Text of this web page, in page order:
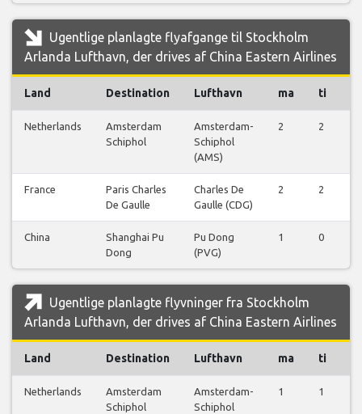
Ugentlige planlagte flyafgange til Stockholm
Arlanda Lufthavn, der drives af China Eastern Airlines
Land Destination Lufthavn ma ti
Netherlands
Amsterdam
Schiphol
Amsterdam-
Schiphol
(AMS)
2 2
France
Paris Charles
De Gaulle
Charles De
Gaulle (CDG)
2 2
China
Shanghai Pu
Dong
Pu Dong
(PVG)
1 0
Ugentlige planlagte flyvninger fra Stockholm
Arlanda Lufthavn, der drives af China Eastern Airlines
Land Destination Lufthavn ma ti
Netherlands
Amsterdam
Schiphol
Amsterdam-
Schiphol
1 1